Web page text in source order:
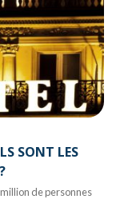
SONT LES
de personnes